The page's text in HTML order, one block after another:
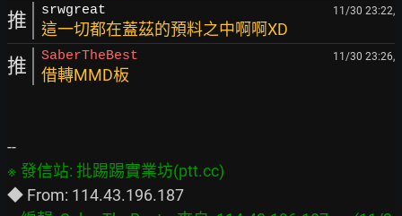
推 srwgreat 11/30 23:22,
這一切都在蓋茲的預料之中啊啊XD
推 SaberTheBest 11/30 23:26,
借轉MMD板